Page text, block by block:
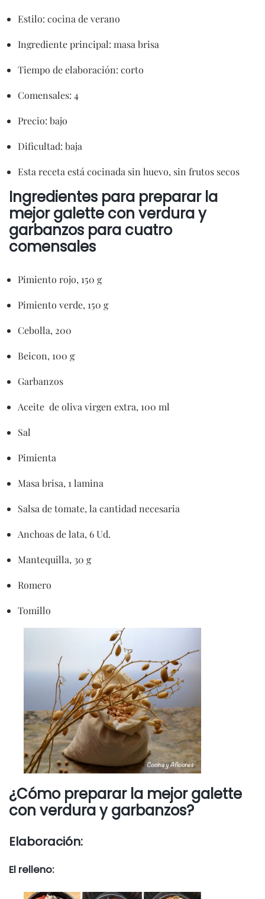
Estilo: cocina de verano
Ingrediente principal: masa brisa
Tiempo de elaboración: corto
Comensales: 4
Precio: bajo
Dificultad: baja
Esta receta está cocinada sin huevo, sin frutos secos
Ingredientes para preparar la
mejor galette con verdura y
garbanzos para cuatro
comensales
Pimiento rojo, 150 g
Pimiento verde, 150 g
Cebolla, 200
Beicon, 100 g
Garbanzos
Aceite de oliva virgen extra, 100 ml
Sal
Pimienta
Masa brisa, 1 lamina
Salsa de tomate, la cantidad necesaria
Anchoas de lata, 6 Ud.
Mantequilla, 30 g
Romero
Tomillo
¿Cómo preparar la mejor galette
con verdura y garbanzos?
Elaboración:
El relleno: